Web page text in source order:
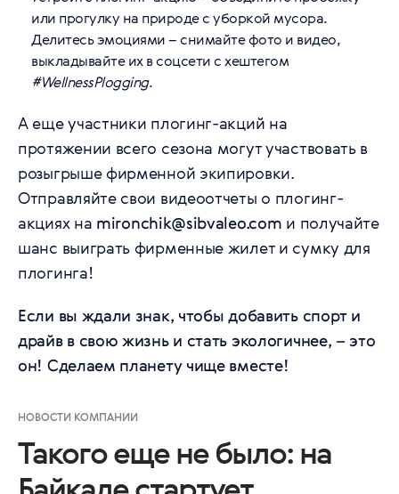
или прогулку на природе с уборкой мусора.
Делитесь эмоциями – снимайте фото и видео,
выкладывайте их в соцсети с хештегом
#WellnessPlogging.
А еще участники плогинг-акций на
протяжении всего сезона могут участвовать в
розыгрыше фирменной экипировки.
Отправляйте свои видеоотчеты о плогинг-
акциях на mironchik@sibvaleo.com и получайте
шанс выиграть фирменные жилет и сумку для
плогинга!
Если вы ждали знак, чтобы добавить спорт и
драйв в свою жизнь и стать экологичнее, – это
он! Сделаем планету чище вместе!
НОВОСТИ КОМПАНИИ
Такого еще не было: на